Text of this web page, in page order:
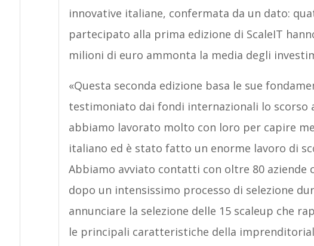
innovative italiane, confermata da un dato:
partecipato alla prima edizione di ScaleIT
milioni di euro ammonta la media degli
«Questa seconda edizione basa le sue
testimoniato dai fondi internazionali lo scorso
abbiamo lavorato molto con loro per capire
italiano ed è stato fatto un enorme lavoro di
Abbiamo avviato contatti con oltre 80 aziende
dopo un intensissimo processo di selezione
annunciare la selezione delle 15 scaleup che
le principali caratteristiche della